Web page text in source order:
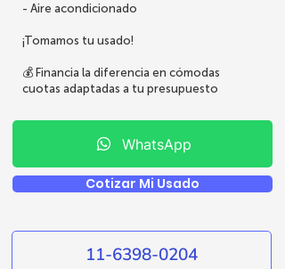
- Aire acondicionado
¡Tomamos tu usado!
💰 Financia la diferencia en cómodas
cuotas adaptadas a tu presupuesto
WhatsApp
Cotizar Mi Usado
11-6398-0204